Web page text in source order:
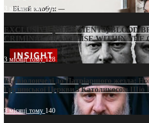
3 місяці тому214
EXCLUSIVE (DOCUMENTS)/BLOOD
CRIMINAL FRANCHISE WITHIN THE
3 місяці тому128
Від віолончелі до Патріаршого жезла:
Грузинської Церкви з Католикосом Шіо
3 місяці тому 140